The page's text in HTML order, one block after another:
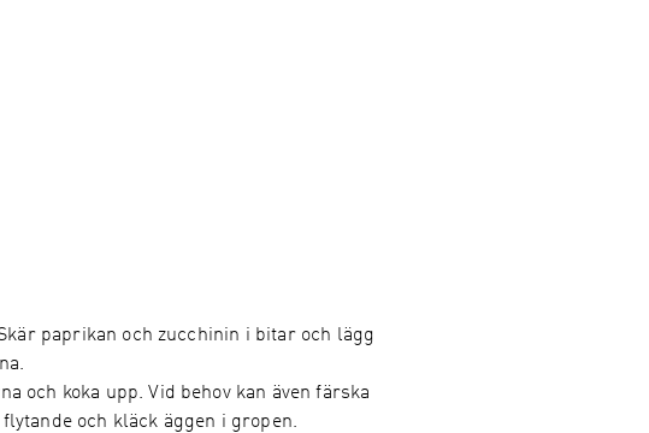
paprikan och zucchinin i bitar och lägg
och koka upp. Vid behov kan även färska
och kläck äggen i gropen.